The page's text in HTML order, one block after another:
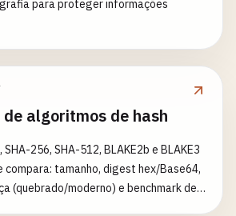
para proteger informações
algoritmos de hash
256, SHA-512, BLAKE2b e BLAKE3
compara: tamanho, digest hex/Base64,
(quebrado/moderno) e benchmark de